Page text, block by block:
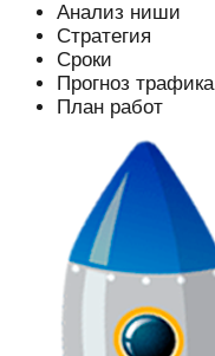
Анализ ниши
Стратегия
Cроки
Прогноз трафика
План работ